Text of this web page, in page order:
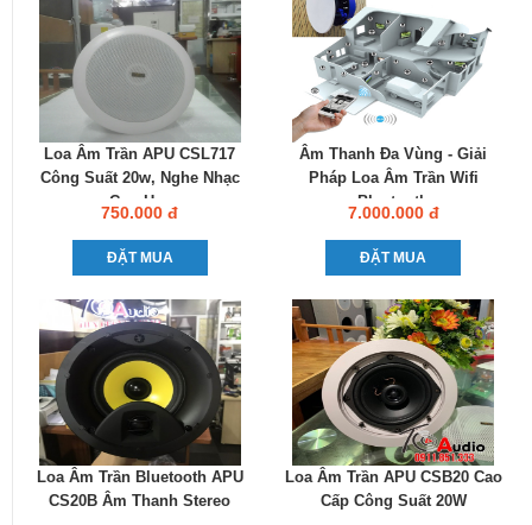
Loa Âm Trần APU CSL717
Công Suất 20w, Nghe Nhạc
Cực Hay
750.000 đ
ĐẶT MUA
Âm Thanh Đa Vùng - Giải
Pháp Loa Âm Trần Wifi
Bluetooth
7.000.000 đ
ĐẶT MUA
Loa Âm Trần Bluetooth APU
CS20B Âm Thanh Stereo
Loa Âm Trần APU CSB20 Cao
Cấp Công Suất 20W